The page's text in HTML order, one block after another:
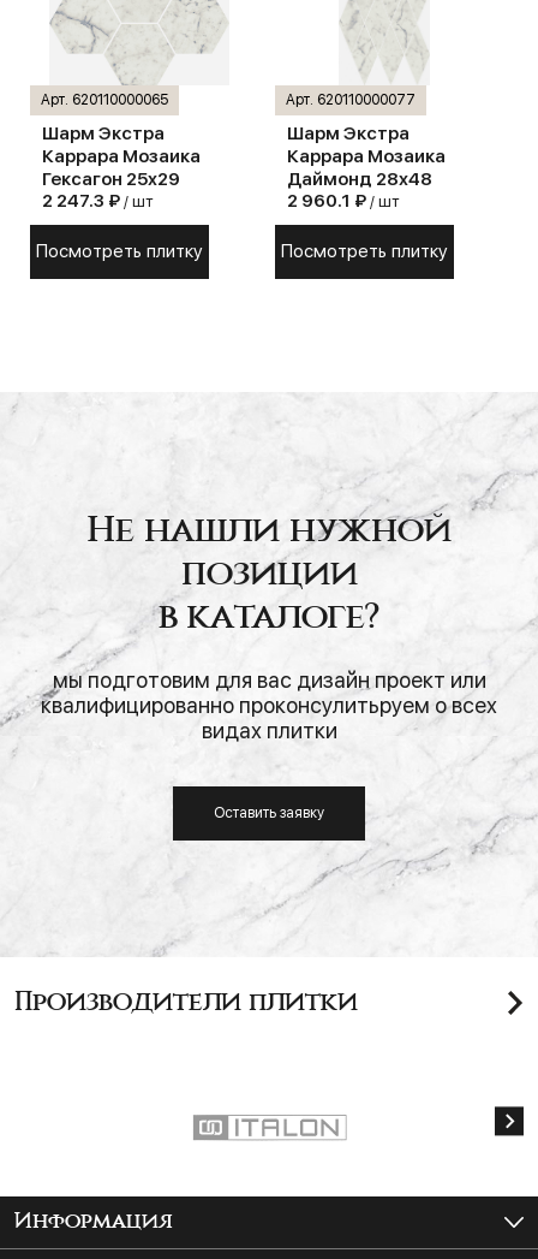
Арт. 620110000065
Шарм Экстра
Каррара Мозаика
Гексагон 25х29
2 247.3 ₽ / шт
Посмотреть плитку
Арт. 620110000077
Шарм Экстра
Каррара Мозаика
Даймонд 28х48
2 960.1 ₽ / шт
Посмотреть плитку
Не нашли нужной
позиции
в каталоге?
мы подготовим для вас дизайн проект или
квалифицированно проконсулитьруем о всех
видах плитки
Оставить заявку
Производители плитки
Информация